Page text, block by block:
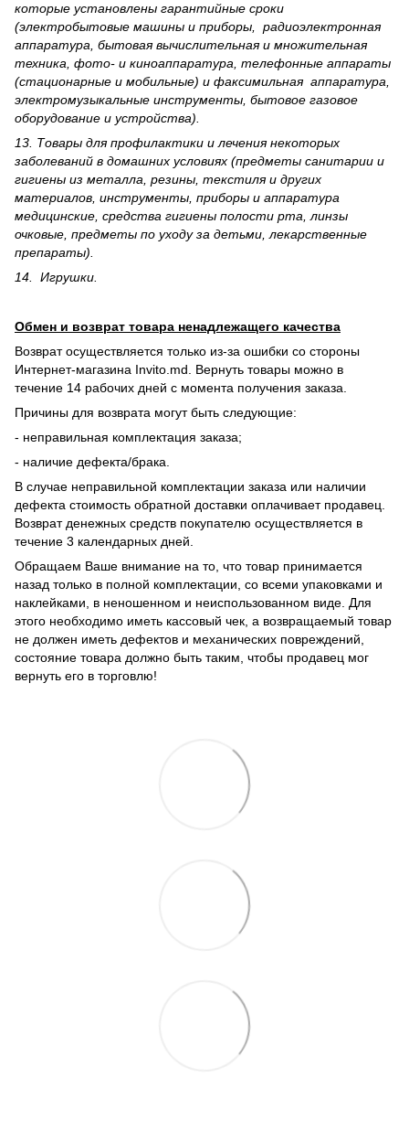
которые установлены гарантийные сроки
(электробытовые машины и приборы, радиоэлектронная
аппаратура, бытовая вычислительная и множительная
техника, фото- и киноаппаратура, телефонные аппараты
(стационарные и мобильные) и факсимильная аппаратура,
электрому­зыкальные инструменты, бытовое газовое
оборудование и устройства).
13. Товары для профилактики и лечения некоторых
заболеваний в домашних условиях (предметы санитарии и
гигиены из металла, резины, текстиля и других
материалов, инструменты, приборы и аппаратура
медицинские, средства гигиены полости рта, линзы
очковые, предметы по уходу за детьми, лекарственные
препараты).
14. Игрушки.
Обмен и возврат товара ненадлежащего качества
Возврат осуществляется только из-за ошибки со стороны
Интернет-магазина Invito.md. Вернуть товары можно в
течение 14 рабочих дней с момента получения заказа.
Причины для возврата могут быть следующие:
- неправильная комплектация заказа;
- наличие дефекта/брака.
В случае неправильной комплектации заказа или наличии
дефекта стоимость обратной доставки оплачивает продавец.
Возврат денежных средств покупателю осуществляется в
течение 3 календарных дней.
Обращаем Ваше внимание на то, что товар принимается
назад только в полной комплектации, со всеми упаковками и
наклейками, в неношенном и неиспользованном виде. Для
этого необходимо иметь кассовый чек, а возвращаемый товар
не должен иметь дефектов и механических повреждений,
состояние товара должно быть таким, чтобы продавец мог
вернуть его в торговлю!